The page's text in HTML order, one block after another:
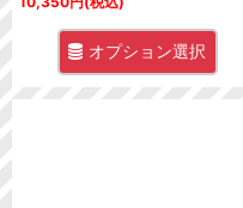
オプション選択